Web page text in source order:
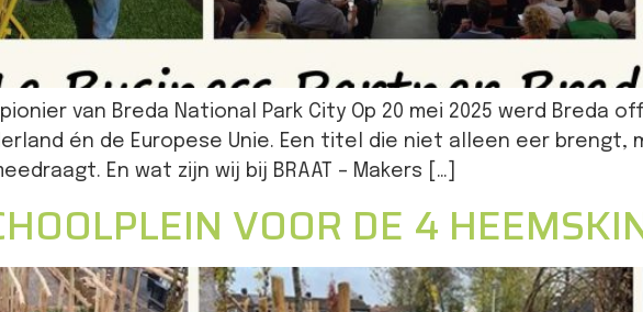
pionier van Breda National Park City Op 20 mei 2025 werd
én de Europese Unie. Een titel die niet alleen eer brengt,
En wat zijn wij bij BRAAT – Makers […]
VOOR DE 4